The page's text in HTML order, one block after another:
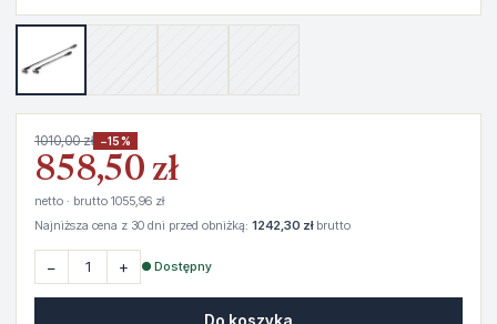
1010,00 zł −15%
858,50 zł
netto · brutto 1055,96 zł
Najniższa cena z 30 dni przed obniżką: 1242,30 złbrutto
− + ● Dostępny
Do koszyka